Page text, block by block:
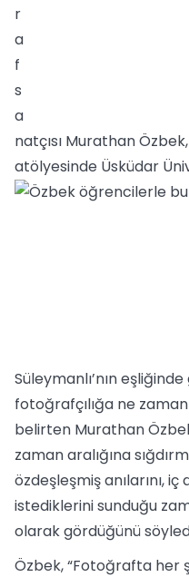
r
a
f
s
a
natçısı Murathan
atölyesinde Üsküdar
Süleymanlı’nın
fotoğrafçılığa ne
belirten Murathan
zaman aralığına
özdeşleşmiş anılarını,
istediklerini sunduğu
olarak gördüğünü
Özbek, “Fotoğrafta her